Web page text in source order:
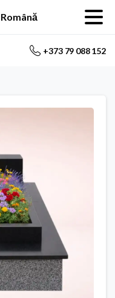
Română
+373 79 088 152